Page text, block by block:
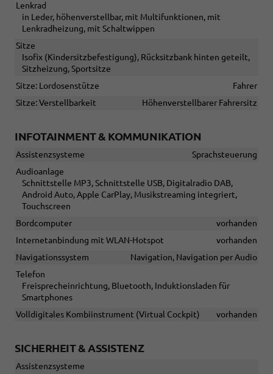
Lenkrad
in Leder, höhenverstellbar, mit Multifunktionen, mit
Lenkradheizung, mit Schaltwippen
Sitze
Isofix (Kindersitzbefestigung), Rücksitzbank hinten geteilt,
Sitzheizung, Sportsitze
Sitze: Lordosenstütze
Fahrer
Sitze: Verstellbarkeit
Höhenverstellbarer Fahrersitz
INFOTAINMENT & KOMMUNIKATION
Assistenzsysteme
Sprachsteuerung
Audioanlage
Schnittstelle MP3, Schnittstelle USB, Digitalradio DAB,
Android Auto, Apple CarPlay, Musikstreaming integriert,
Touchscreen
Bordcomputer
vorhanden
Internetanbindung mit WLAN-Hotspot
vorhanden
Navigationssystem
Navigation, Navigation per Audio
Telefon
Freisprecheinrichtung, Bluetooth, Induktionsladen für
Smartphones
Volldigitales Kombiinstrument (Virtual Cockpit)
vorhanden
SICHERHEIT & ASSISTENZ
Assistenzsysteme